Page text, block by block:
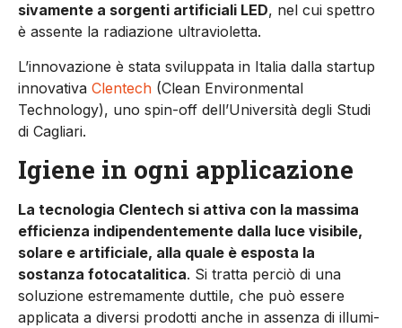
sivamente a sorgenti artificia­li LED, nel cui spettro
è assen­te la radiazione ultravioletta.
L’innovazione è stata sviluppa­ta in Italia dalla startup
innova­tiva Clentech (Clean Environ­mental
Technology), uno spin-off dell’Università degli Studi
di Cagliari.
Igiene in ogni applicazione
La tecnologia Clentech si attiva con la massima
efficienza indi­pendentemente dalla luce visi­bile,
solare e artificiale, alla qua­le è esposta la
sostanza fotoca­talitica. Si tratta perciò di una
soluzione estremamente duttile, che può essere
applicata a diversi pro­dotti anche in assenza di illumi­